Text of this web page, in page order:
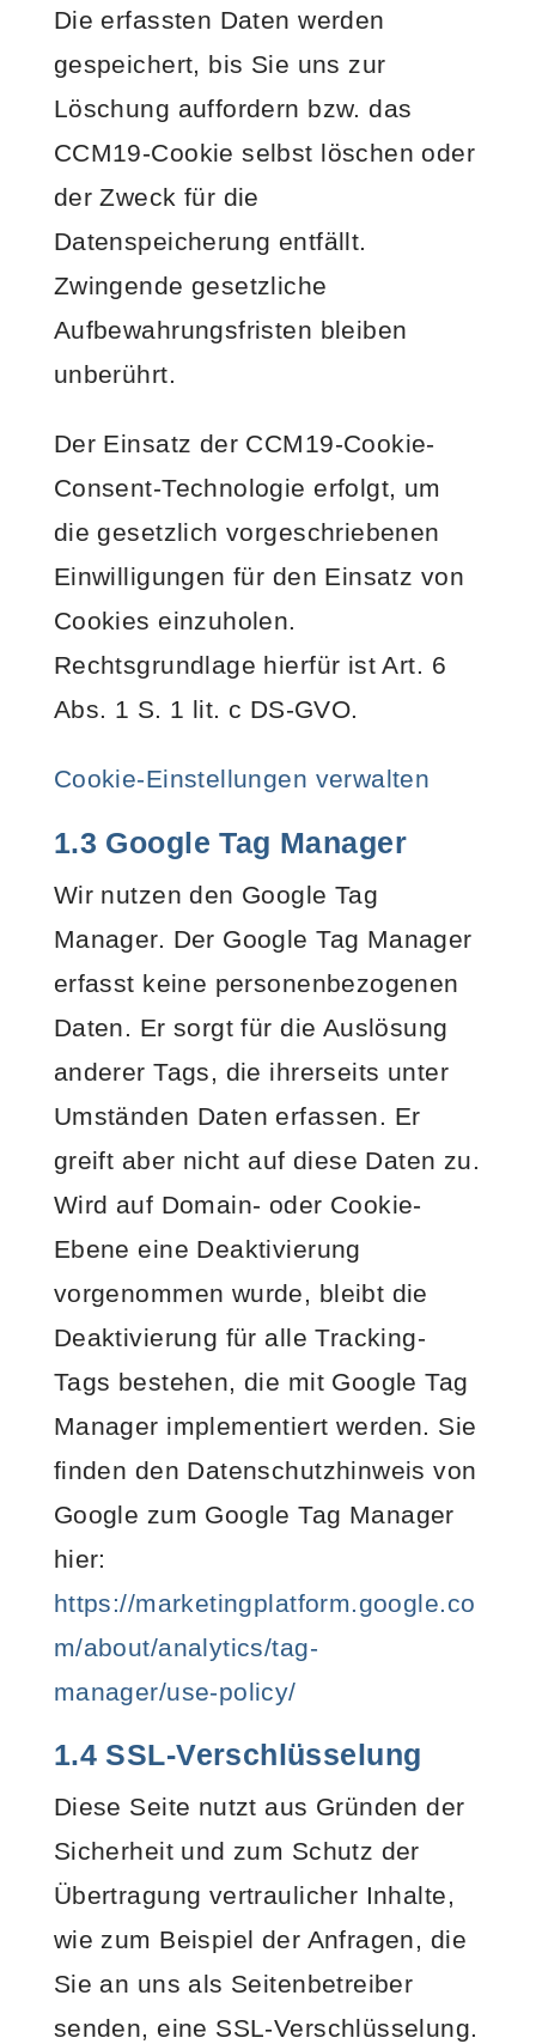
Die erfassten Daten werden
gespeichert, bis Sie uns zur
Löschung auffordern bzw. das
CCM19-Cookie selbst löschen oder
der Zweck für die
Datenspeicherung entfällt.
Zwingende gesetzliche
Aufbewahrungsfristen bleiben
unberührt.
Der Einsatz der CCM19-Cookie-
Consent-Technologie erfolgt, um
die gesetzlich vorgeschriebenen
Einwilligungen für den Einsatz von
Cookies einzuholen.
Rechtsgrundlage hierfür ist Art. 6
Abs. 1 S. 1 lit. c DS-GVO.
Cookie-Einstellungen verwalten
1.3 Google Tag Manager
Wir nutzen den Google Tag
Manager. Der Google Tag Manager
erfasst keine personenbezogenen
Daten. Er sorgt für die Auslösung
anderer Tags, die ihrerseits unter
Umständen Daten erfassen. Er
greift aber nicht auf diese Daten zu.
Wird auf Domain- oder Cookie-
Ebene eine Deaktivierung
vorgenommen wurde, bleibt die
Deaktivierung für alle Tracking-
Tags bestehen, die mit Google Tag
Manager implementiert werden. Sie
finden den Datenschutzhinweis von
Google zum Google Tag Manager
hier:
https://marketingplatform.google.co
m/about/analytics/tag-
manager/use-policy/
1.4 SSL-Verschlüsselung
Diese Seite nutzt aus Gründen der
Sicherheit und zum Schutz der
Übertragung vertraulicher Inhalte,
wie zum Beispiel der Anfragen, die
Sie an uns als Seitenbetreiber
senden, eine SSL-Verschlüsselung.